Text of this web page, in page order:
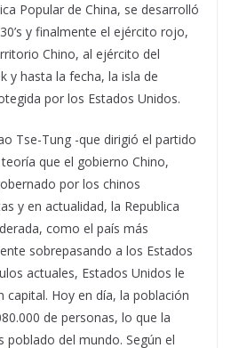
Popular de China, se desarrolló
y finalmente el ejército rojo,
Chino, al ejército del
y hasta la fecha, la isla de
por los Estados Unidos.
Tse-Tung -que dirigió el partido
que el gobierno Chino,
por los chinos
y en actualidad, la Republica
como el país más
sobrepasando a los Estados
actuales, Estados Unidos le
capital. Hoy en día, la población
de personas, lo que la
poblado del mundo. Según el